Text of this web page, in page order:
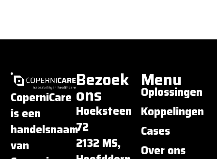
CoperniCare
is een
handelsnaam
van
Bezoek
ons
Hoeksteen
72
2132 MS,
Menu
Oplossingen
Koppelingen
Cases
Over ons